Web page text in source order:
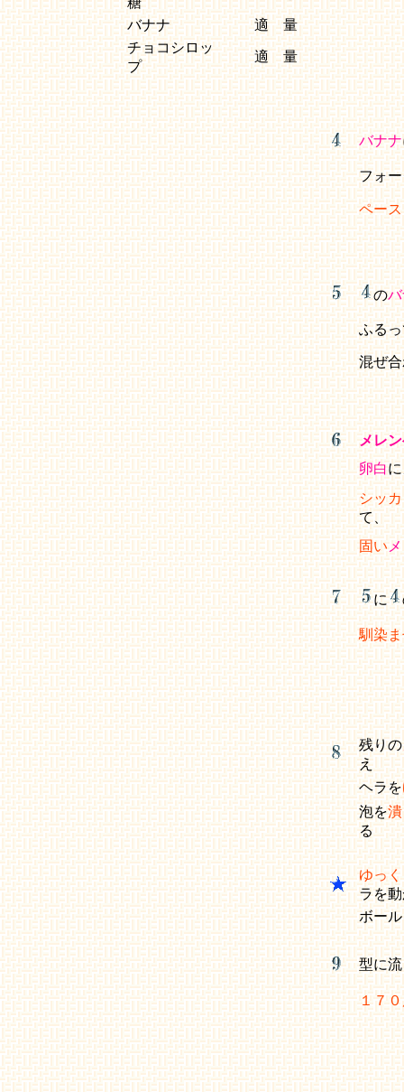
バナナ
適 量
チョコシロッ
プ
適 量
バナナ
フォ
ペー
の
ふる
混ぜ
メレ
卵白
シッ
て、
固い
に
馴染
残りの
え
ヘラを
泡を
る
ゆっ
ラを
ボー
型に
１７